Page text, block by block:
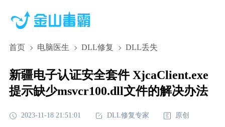
首页 电脑医生 DLL修复 DLL丢失
新疆电子认证安全套件 XjcaClient.exe
提示缺少msvcr100.dll文件的解决办法
2023-11-18 21:51:01 DLL修复专家 原创